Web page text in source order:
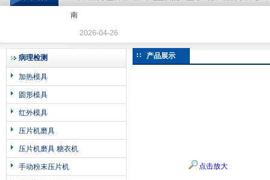
北京北拓仪器设备有限公司
南
2026-04-26
病理检测
加热模具
圆形模具
红外模具
压片机磨具
压片机磨具 糖衣机
手动粉末压片机
产品展示
点击放大